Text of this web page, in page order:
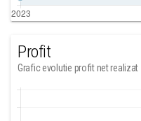
Profit
Grafic evolutie profit net realizat